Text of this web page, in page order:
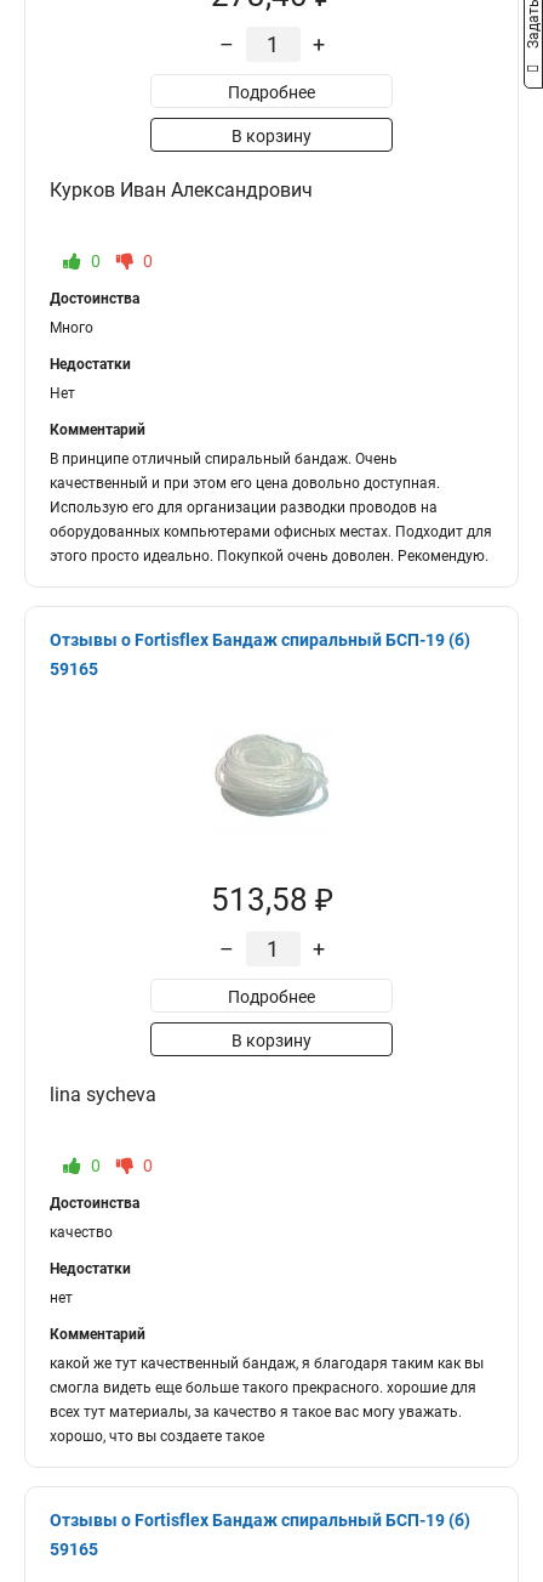
– +
Подробнее
В корзину
Курков Иван Александрович
0 0
Достоинства
Много
Недостатки
Нет
Комментарий
В принципе отличный спиральный бандаж. Очень
качественный и при этом его цена довольно доступная.
Использую его для организации разводки проводов на
оборудованных компьютерами офисных местах. Подходит для
этого просто идеально. Покупкой очень доволен. Рекомендую.
Отзывы о Fortisflex Бандаж спиральный БСП-19 (б)
59165
513,58 ₽
– +
Подробнее
В корзину
lina sycheva
0 0
Достоинства
качество
Недостатки
нет
Комментарий
какой же тут качественный бандаж, я благодаря таким как вы
смогла видеть еще больше такого прекрасного. хорошие для
всех тут материалы, за качество я такое вас могу уважать.
хорошо, что вы создаете такое
Отзывы о Fortisflex Бандаж спиральный БСП-19 (б)
59165